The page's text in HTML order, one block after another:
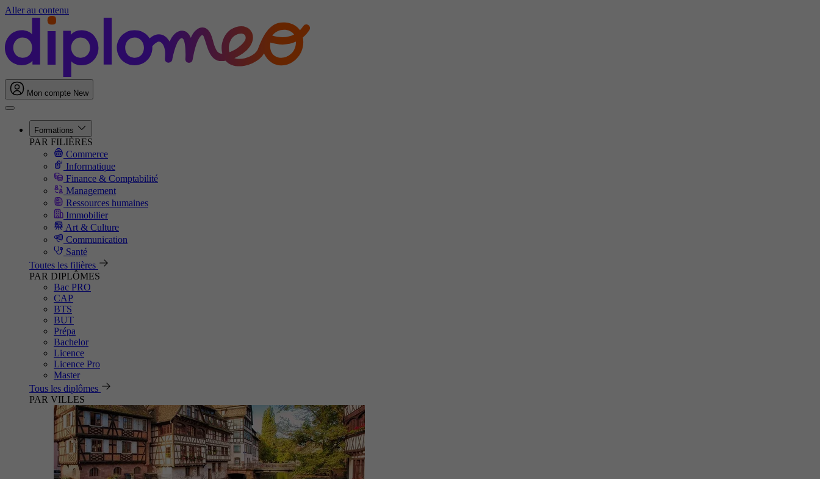
Aller au contenu
Mon compte New
Formations
PAR FILIÈRES
Commerce
Informatique
Finance & Comptabilité
Management
Ressources humaines
Immobilier
Art & Culture
Communication
Santé
Toutes les filières
PAR DIPLÔMES
Bac PRO
CAP
BTS
BUT
Prépa
Bachelor
Licence
Licence Pro
Master
Tous les diplômes
PAR VILLES